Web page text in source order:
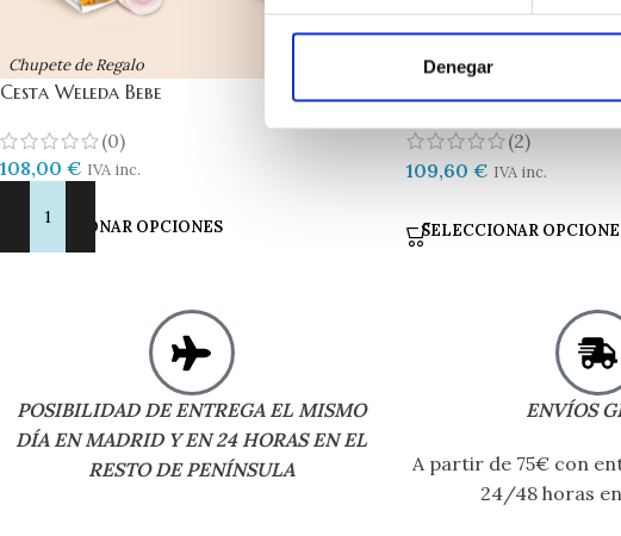
Denegar
Chupete de Regalo
Cesta Weleda Bebe
(0)
108,00 € IVA inc.
SELECCIONAR OPCIONES
Chupete de Regalo
Canastilla Bebe Baño
(2)
109,60 € IVA inc.
SELECCIONAR
POSIBILIDAD DE ENTREGA EL MISMO
DÍA EN MADRID Y EN 24 HORAS EN EL
RESTO DE PENÍNSULA
ENVÍOS
A partir de 75€ con
24/48 horas